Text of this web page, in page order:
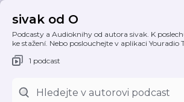
sivak od O
Podcasty a Audioknihy od autora sivak. K
ke stažení. Nebo poslouchejte v aplikaci Youradio
1 podcast